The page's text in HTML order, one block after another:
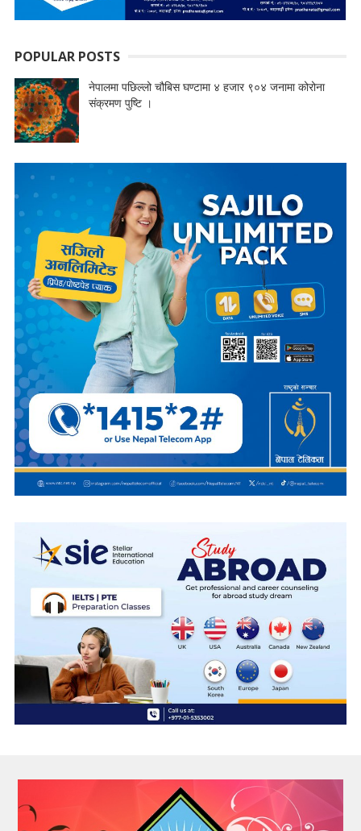
POPULAR POSTS
नेपालमा पछिल्लो चौबिस घण्टामा ४ हजार ९०४ जनामा कोरोना
संक्रमण पुष्टि ।